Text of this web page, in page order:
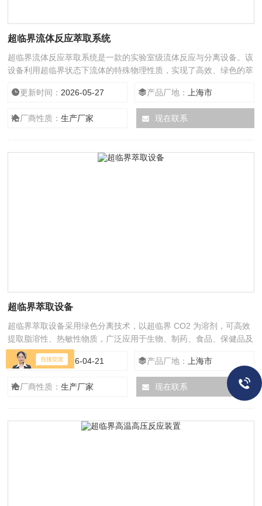
超临界流体反应萃取系统
超临界流体反应萃取系统是一款的实验室级流体反应与分离设备。该
设备利用超临界状态下流体的特殊物理性质，实现了高效、绿色的萃
品等领域，特别适用于热敏性物质的精细分离与提纯，是现代科研与
更新时间： 2026-05-27 产品厂地： 上海市
厂商性质：生产厂家 现在联系
超临界萃取设备
超临界萃取设备采用绿色分离技术，以超临界 CO2 为溶剂，可高效
提取脂溶性、热敏性物质，广泛应用于生物、制药、食品、保健品及
香精香料领域，兼具萃取与精细分离功能，分离效果好，操作便捷。
更新时间：2026-04-21 产品厂地： 上海市
厂商性质：生产厂家 现在联系